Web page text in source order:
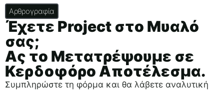
Αρθρογραφία
Έχετε Project στο Μυαλό
σας;
Ας το Μετατρέψουμε σε
Κερδοφόρο Αποτέλεσμα.
Συμπληρώστε τη φόρμα και θα λάβετε αναλυτική